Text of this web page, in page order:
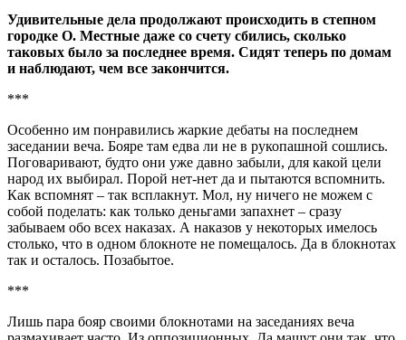
Удивительные дела продолжают происходить в степном
городке О. Местные даже со счету сбились, сколько
таковых было за последнее время. Сидят теперь по домам
и наблюдают, чем все закончится.
***
Особенно им понравились жаркие дебаты на последнем
заседании веча. Бояре там едва ли не в рукопашной сошлись.
Поговаривают, будто они уже давно забыли, для какой цели
народ их выбирал. Порой нет-нет да и пытаются вспомнить.
Как вспомнят – так всплакнут. Мол, ну ничего не можем с
собой поделать: как только деньгами запахнет – сразу
забываем обо всех наказах. А наказов у некоторых имелось
столько, что в одном блокноте не помещалось. Да в блокнотах
так и осталось. Позабытое.
***
Лишь пара бояр своими блокнотами на заседаниях веча